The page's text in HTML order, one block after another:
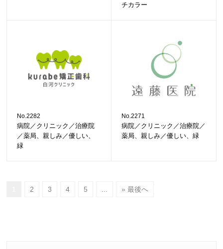
チカラー
No.2282
病院／クリニック／治療院
／薬局、親しみ／優しい、
緑
No.2271
病院／クリニック／治療院／
薬局、親しみ／優しい、緑
2 3 4 5 » 最後へ